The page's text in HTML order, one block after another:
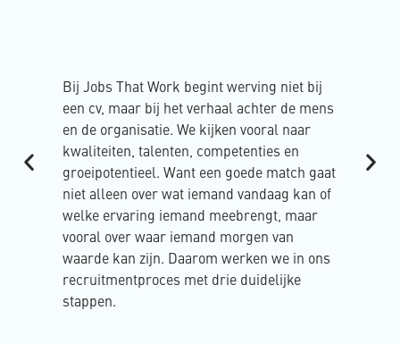
Bij Jobs That Work begint werving niet bij
een cv, maar bij het verhaal achter de mens
en de organisatie. We kijken vooral naar
kwaliteiten, talenten, competenties en
groeipotentieel. Want een goede match gaat
niet alleen over wat iemand vandaag kan of
welke ervaring iemand meebrengt, maar
vooral over waar iemand morgen van
waarde kan zijn. Daarom werken we in ons
recruitmentproces met drie duidelijke
stappen.